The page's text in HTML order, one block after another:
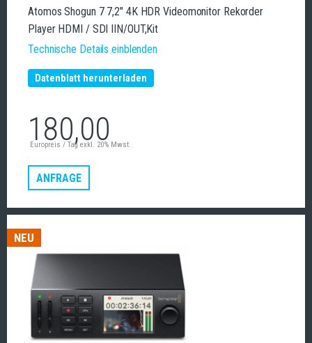
Atomos Shogun 7 7,2" 4K HDR Videomonitor Rekorder
Player HDMI / SDI IIN/OUT,Kit
Technische Details einblenden
Datenblatt herunterladen
180,00
Europreis / Tag exkl. 20% Mwst.
ANFRAGE
NEU